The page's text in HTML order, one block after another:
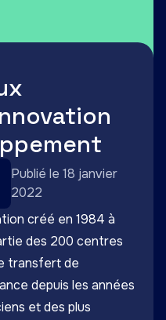
Publié le 18 janvier
2022
créé en 1984 à
des 200 centres
transfert de
depuis les années
et des plus